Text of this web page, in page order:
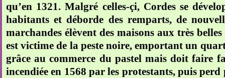
qu’en 1321. Malgré celles-çi, Cordes se
habitants et déborde des remparts, de
marchandes élèvent des maisons aux très
est victime de la peste noire, emportant un
grâce au commerce du pastel mais doit faire
incendiée en 1568 par les protestants, puis